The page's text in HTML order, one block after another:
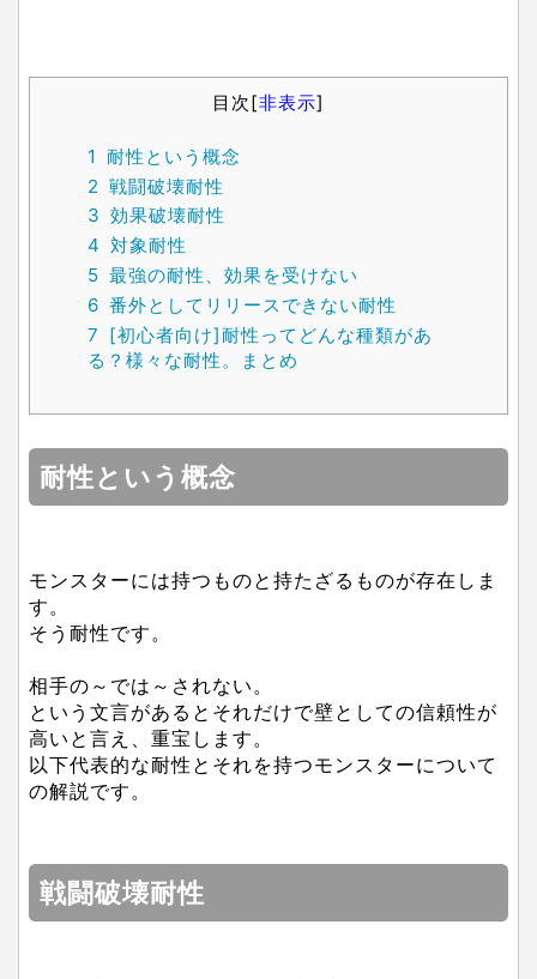
目次[非表示]
1 耐性という概念
2 戦闘破壊耐性
3 効果破壊耐性
4 対象耐性
5 最強の耐性、効果を受けない
6 番外としてリリースできない耐性
7 [初心者向け]耐性ってどんな種類があ
る？様々な耐性。まとめ
耐性という概念
モンスターには持つものと持たざるものが存在しま
す。
そう耐性です。
相手の～では～されない。
という文言があるとそれだけで壁としての信頼性が
高いと言え、重宝します。
以下代表的な耐性とそれを持つモンスターについて
の解説です。
戦闘破壊耐性